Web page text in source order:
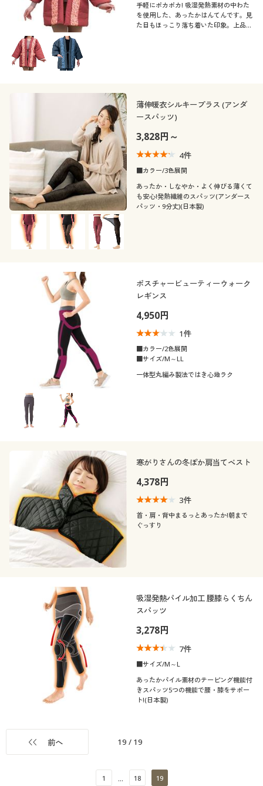
手軽にポカポカ! 吸湿発熱素材の中わた
を使用した、あったかはんてんです。見
た目もほっこり落ち着いた印象。上品な
薄伸暖衣シルキープラス (アンダ
ースパッツ)
3,828円～
4件
■カラー/3色展開
あったか・しなやか・よく伸びる薄くて
も安心!発熱繊維のスパッツ(アンダース
パッツ・9分丈)(日本製)
ポスチャービューティーウォーク
レギンス
4,950円
1件
■カラー/2色展開
■サイズ/M～LL
一体型丸編み製法ではき心地ラク
寒がりさんの冬ぽか肩当てベスト
4,378円
3件
首・肩・背中まるっとあったか!朝まで
ぐっすり
吸湿発熱パイル加工 腰膝らくちん
スパッツ
3,278円
7件
■サイズ/M～L
あったかパイル素材のテーピング機能付
きスパッツ5つの機能で腰・膝をサポー
ト!(日本製)
前へ 19 / 19
1 … 18 19